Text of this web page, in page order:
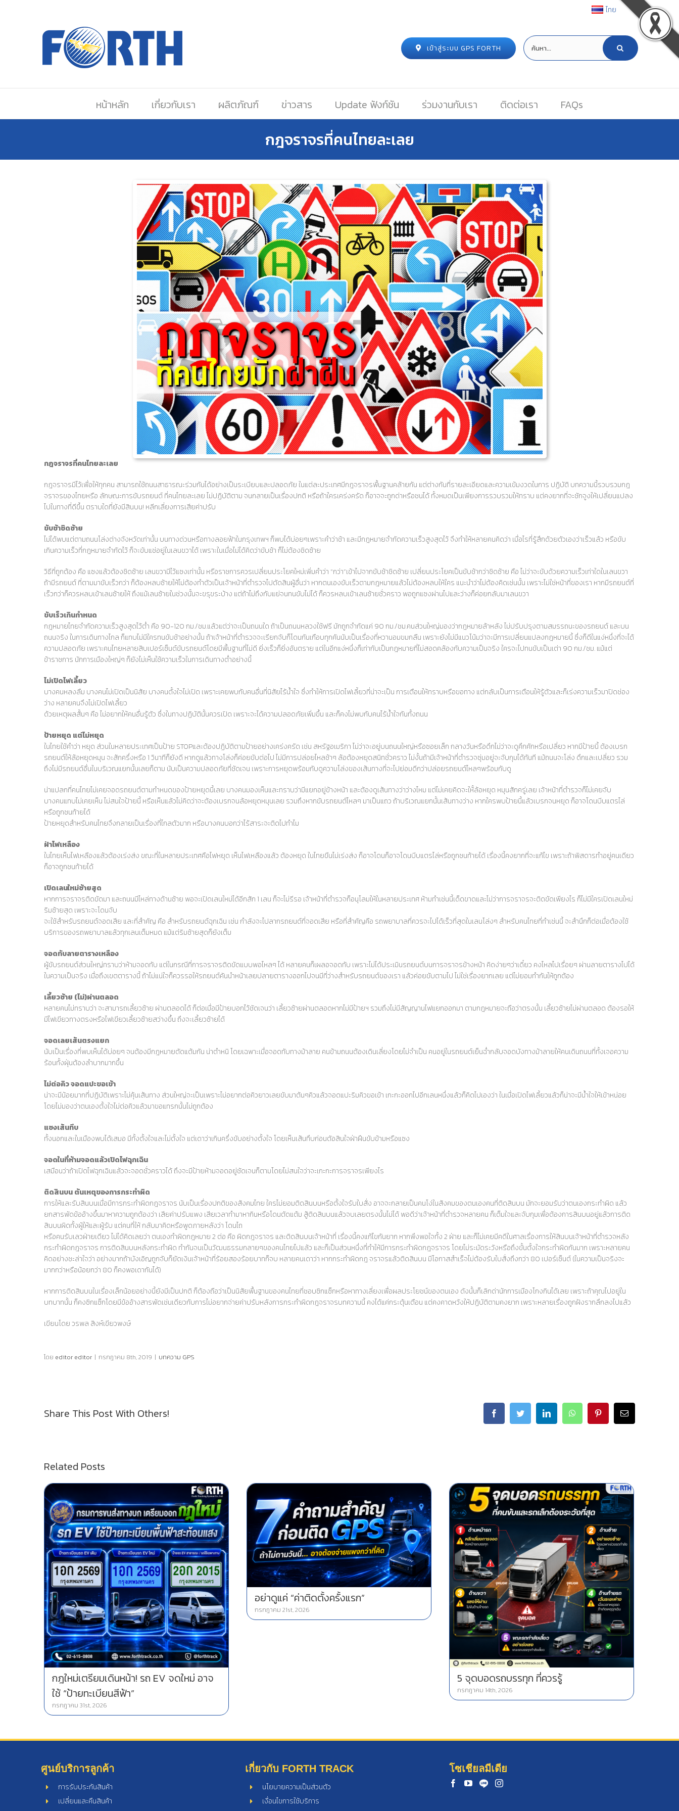
ไทย
เข้าสู่ระบบ GPS FORTH
หน้าหลัก เกี่ยวกับเรา ผลิตภัณฑ์ ข่าวสาร Update ฟังก์ชัน ร่วมงานกับเรา ติดต่อเรา FAQs
กฎจราจรที่คนไทยละเลย
กฎจราจรที่คนไทยละเลย
กฎจราจรมีไว้เพื่อให้ทุกคน สามารถใช้ถนนสาธารณะร่วมกันได้อย่างเป็นระเบียบและปลอดภัย ในแต่ละประเทศมีกฎจราจรพื้นฐานคล้ายกัน แต่ต่างกันที่รายละเอียดและความเข้มงวดในการ ปฏิบัติ บทความนี้รวบรวมกฎ
จราจรของไทยหรือ ลักษณะการขับรถยนต์ ที่คนไทยละเลย ไม่ปฏิบัติตาม จนกลายเป็นเรื่องปกติ หรือถ้าใครเคร่งครัด ก็อาจจะถูกด่าหรือชนได้ ทั้งหมดเป็นเพียงการรวบรวมให้ทราบ แต่คงยากที่จะชักจูงให้เปลี่ยนแปลง
ไปในทางที่ดีขึ้น ตราบใดที่ยังมีสินบน! หลีกเลี่ยงการเสียค่าปรับ
ขับช้าชิดซ้าย
ไม่ได้พบแต่ตามถนนโล่งต่างจังหวัดเท่านั้น บนทางด่วนหรือทางลอยฟ้าในกรุงเทพฯ ก็พบได้บ่อยๆเพราะคำว่าช้า และมีกฎหมายจำกัดความเร็วสูงสุดไว้ จึงทำให้หลายคนคิดว่า เมื่อไรที่รู้สึกด้วยตัวเองว่าเร็วแล้ว หรือขับ
เกินความเร็วที่กฎหมายจำกัดไว้ ก็จะขับแช่อยู่ในเลนขวาได้ เพราะในเมื่อไม่ได้คิดว่าขับช้า ก็ไม่ต้องชิดซ้าย
วิธีที่ถูกต้อง คือ แซงแล้วต้องชิดซ้าย เลนขวามีไว้แซงเท่านั้น หรือราชการควรเปลี่ยนประโยคใหม่เพิ่มคำว่า “กว่า”เข้าไปจากขับช้าชิดซ้าย เปลี่ยนประโยคเป็นขับช้ากว่าชิดซ้าย คือ ไม่ว่าจะขับด้วยความเร็วเท่าใดในเลนขวา
ถ้ามีรถยนต์ ที่ตามมาขับเร็วกว่า ก็ต้องหลบซ้ายให้ไม่ต้องทำตัวเป็นเจ้าหน้าที่ตำรวจไปตัดสินผู้อื่นว่า หากตนเองขับเร็วตามกฎหมายแล้วไม่ต้องหลบให้ใคร แนะนำว่าไม่ต้องคิดเช่นนั้น เพราะไม่ใช่หน้าที่ของเรา หากมีรถยนต์ที่
เร็วกว่าก็ควรหลบเข้าเลนซ้ายให้ ถึงแม้เลนซ้ายในช่วงนั้นจะขรุขระบ้าง แต่ถ้าไม่ถึงกับแย่จนทนขับไม่ได้ ก็ควรหลบเข้าเลนซ้ายชั่วคราว พอถูกแซงผ่านไปและว่างก็ค่อยกลับมาเลนขวา
ขับเร็วเกินกำหนด
กฎหมายไทยจำกัดความเร็วสูงสุดไว้ต่ำ คือ 90-120 กม./ชม.แล้วแต่ว่าจะเป็นถนนใด ถ้าเป็นถนนหลวงใช้ฟรี มักถูกจำกัดแค่ 90 กม./ชม.คนส่วนใหญ่มองว่ากฎหมายล้าหลัง ไม่ปรับปรุงตามสมรรถนะของรถยนต์ และบน
ถนนจริง ในการเดินทางไกล ก็แทบไม่มีใครทนขับช้าอย่างนั้น ถ้าเจ้าหน้าที่ตำรวจจะเรียกจับก็โดนกันเกือบทุกคันนับเป็นเรื่องที่หวานอมขมกลืน เพราะยังไม่มีแนวโน้มว่าจะมีการเปลี่ยนแปลงกฎหมายนี้ ซึ่งก็ดีในแง่หนึ่งที่จะได้
ความปลอดภัย เพราะคนไทยหลายสิบเปอร์เซ็นต์ขับรถยนต์โดยมีพื้นฐานที่ไม่ดี ยิ่งเร็วก็ยิ่งอันตราย แต่ในอีกแง่หนึ่งก็เท่ากับเป็นกฎหมายที่ไม่สอดคล้องกับความเป็นจริง ใครจะไปทนขับเป็นเต่า 90 กม./ชม. แม้แต่
ข้าราชการ นักการเมืองใหญ่ๆ ก็ยังไม่เห็นใช้ความเร็วในการเดินทางต่ำอย่างนี้
ไม่เปิดไฟเลี้ยว
บางคนหลงลืม บางคนไม่เปิดเป็นนิสัย บางคนตั้งใจไม่เปิด เพราะเคยพบกับคนอื่นที่นิสัยไร้น้ำใจ ซึ่งทำให้การเปิดไฟเลี้ยวที่น่าจะเป็น การเตือนให้ทราบหรือขอทาง แต่กลับเป็นการเตือนให้รู้ตัวและก็เร่งความเร็วมาปิดช่อง
ว่าง หลายคนจึงไม่เปิดไฟเลี้ยว
ด้วยเหตุผลสั้นๆ คือ ไม่อยากให้คนอื่นรู้ตัว ซึ่งในทางปฏิบัตินั้นควรเปิด เพราะจะได้ความปลอดภัยเพิ่มขึ้น และก็คงไม่พบกับคนไร้น้ำใจกันทั้งถนน
ป้ายหยุด แต่ไม่หยุด
ในไทยใช้คำว่า หยุด ส่วนในหลายประเทศเป็นป้าย STOPและต้องปฏิบัติตามป้ายอย่างเคร่งครัด เช่น สหรัฐอเมริกา ไม่ว่าจะอยู่บนถนนใหญ่หรือซอยเล็ก กลางวันหรือดึกไม่ว่าจะดูคึกคักหรือเปลี่ยว หากมีป้ายนี้ ต้องเบรก
รถยนต์ให้ล้อหยุดหมุน จะสักครึ่งหรือ 1 วินาทีก็ยังดี หากดูแล้วทางโล่งก็ค่อยขับต่อไป ไม่มีการปล่อยไหลช้าๆ ล้อต้องหยุดสนิทชั่วคราว ไม่งั้นถ้ามีเจ้าหน้าที่ตำรวจซุ่มอยู่จะจับกุมได้ทันที แม้ถนนจะโล่ง ดึกและเปลี่ยว รวม
ถึงไม่มีรถยนต์อื่นในบริเวณแยกนั้นเลยก็ตาม นับเป็นความปลอดภัยที่ชัดเจน เพราะการหยุดพร้อมกับดูความโล่งของเส้นทางที่จะไปย่อมดีกว่าปล่อยรถยนต์ไหลๆพร้อมกับดู
น่าแปลกที่คนไทยไม่เคยจอดรถยนต์ตามกำหนดของป้ายหยุดนี้เลย บางคนมองเห็นและทราบว่ามีแยกอยู่ข้างหน้า และต้องดูเส้นทางว่าว่างไหม แต่ไม่เคยคิดจะให้้ล้อหยุด หมุนสักครู่เลย เจ้าหน้าที่ตำรวจก็ไม่เคยจับ
บางคนแทบไม่เคยเห็น ไม่สนใจป้ายนี้ หรือเห็นแล้วไม่คิดว่าจะต้องเบรกจนล้อหยุดหมุนเลย รวมถึงหากขับรถยนต์ไหลๆ มาเป็นแถว ถ้าบริเวณแยกนั้นเส้นทางว่าง หากใครพบป้ายนี้แล้วเบรกจนหยุด ก็อาจโดนบีบแตรไล่
หรือถูกชนท้ายได้
ป้ายหยุดสำหรับคนไทยจึงกลายเป็นเรื่องที่ไกลตัวมาก หรือบางคนบอกว่าไร้สาระจะติดไปทำไม
ฝ่าไฟเหลือง
ในไทยเห็นไฟเหลืองแล้วต้องเร่งส่ง ขณะที่ในหลายประเทศคือไฟหยุด เห็นไฟเหลืองแล้ว ต้องหยุด ในไทยขืนไม่เร่งส่ง ก็อาจโดนก็อาจโดนบีบแตรไล่หรือถูกชนท้ายได้ เรื่องนี้คงยากที่จะแก้ไข เพราะถ้าพิสดารทำอยู่คนเดียว
ก็อาจถูกชนท้ายได้
เปิดเลนใหม่ซ้ายสุด
หากการจราจรติดขัดมา และถนนมีไหล่ทางด้านซ้าย พอจะเปิดเลนใหม่ได้อีกสัก 1 เลน ก็จะไม่รีรอ เจ้าหน้าที่ตำรวจก็อนุโลมให้ในหลายประเทศ ห้ามทำเช่นนี้เด็ดขาดและไม่ว่าการจราจรจะติดขัดเพียงไร ก็ไม่มีใครเปิดเลนใหม่
ริมซ้ายสุด เพราะจะโดนจับ
จะใช้สำหรับรถยนต์จอดเสีย และที่สำคัญ คือ สำหรับรถยนต์ฉุกเฉิน เช่น กำลังจะไปลากรถยนต์ที่จอดเสีย หรือที่สำคัญคือ รถพยาบาลที่ควรจะไปได้เร็วที่สุดในเลนโล่งๆ สำหรับคนไทยที่ทำเช่นนี้ จะสำนึกก็ต่อเมื่อต้องใช้
บริการของรถพยาบาลแล้วทุกเลนเต็มหมด แม้แต่ริมซ้ายสุดก็ยังเต็ม
จอดทับลายตารางเหลือง
ผู้ขับรถยนต์ส่วนใหญ่ทราบว่าห้ามจอดทับ แต่ในกรณีที่การจราจรติดขัดแบบพอไหลๆ ได้ หลายคนก็เผลอจอดทับ เพราะไม่ได้ประเมินรถยนต์บนการจราจรข้างหน้า คิดง่ายๆว่าเดี๋ยว คงไหลไปเรื่อยๆ ผ่านลายตารางไปได้
ในความเป็นจริง เมื่อถึงเขตตารางนี้ ถ้าไม่แน่ใจก็ควรรอให้รถยนต์คันนำหน้าเลยปลายตารางออกไปจนมีที่ว่างสำหรับรถยนต์ของเรา แล้วค่อยขับตามไป ไม่ใช่เรื่องยากเลย แต่ไม่ยอมทำกันให้ถูกต้อง
เลี้ยวซ้าย (ไม่)ผ่านตลอด
หลายคนไม่ทราบว่า จะสามารถเลี้ยวซ้าย ผ่านตลอดได้ ก็ต่อเมื่อมีป้ายบอกไว้ชัดเจนว่า เลี้ยวซ้ายผ่านตลอดหากไม่มีป้ายฯ รวมถึงไม่มีสัญญานไฟแยกออกมา ตามกฎหมายจะถือว่าตรงนั้น เลี้ยวซ้ายไม่ผ่านตลอด ต้องรอให้
มีไฟเขียวทางตรงหรือไฟเขียวเลี้ยวซ้ายสว่างขึ้น ถึงจะเลี้ยวซ้ายได้
จอดเลยเส้นตรงแยก
นับเป็นเรื่องที่พบเห็นได้บ่อยๆ จนต้องมีกฎหมายตัดแต้มกัน น่าตำหนิ โดยเฉพาะเมื่อจอดทับทางม้าลาย คนข้ามถนนต้องเดินเลี่ยงโดยไม่จำเป็น คนอยู่ในรถยนต์เย็นฉ่ำกลับจอดบังทางม้าลายให้คนเดินถนนที่ทั้งเจอความ
ร้อนทั้งฝุ่นต้องลำบากมากขึ้น
ไม่ต่อคิว จอดแปะขอเข้า
น่าจะมีน้อยมากที่ปฏิบัติเพราะไม่คุ้นเส้นทาง ส่วนใหญ่จะเป็นเพราะไม่อยากต่อคิวยาวเลยขับมาต้นๆคิวแล้วจอดแปะริมคิวขอเข้า เกะกะออกไปอีกเลนหนึ่งแล้วก็คิดไปเองว่า ในเมื่อเปิดไฟเลี้ยวแล้วก็น่าจะมีน้ำใจให้เข้าหน่อย
โดยไม่มองว่าตนเองตั้งใจไม่ต่อคิวแล้วมาขอแทรกนั้นไม่ถูกต้อง
แซงเส้นทึบ
ทั้งนอกและในเมืองพบได้เสมอ มีทั้งตั้งใจและไม่ตั้งใจ แต่เดาว่าเกินครึ่งขับอย่างตั้งใจ โดยเห็นเส้นทึบก่อนตัอสินใจฝ่าฝืนขับข้ามหรือแซง
จอดในที่ห้ามจอดแล้วเปิดไฟฉุกเฉิน
เสมือนว่าถ้าเปิดไฟฉุกเฉินแล้วจะจอดชั่วคราวได้ ถึงจะมีป้ายห้ามจอดอยู่ชัดเจนก็ตามโดยไม่สนใจว่าจะเกะกะการจราจรเพียงไร
ติดสินบน ต้นเหตุของการกระทำผิด
การให้และรับสินบนเมื่อมีการกระทำผิดกฎจราจร นับเป็นเรื่องปกติของสังคมไทย ใครไม่ยอมติดสินบนหรือตั้งใจรับใบสั่ง อาจจะกลายเป็นคนโง่ในสังคมของตนเองคนที่ติดสินบน มักจะยอมรับว่าตนเองกระทำผิด แล้ว
ยกสารพัดข้ออ้างขึ้นมาหาความถูกต้องว่า เสียค่าปรับแพง เสียเวลาทำมาหากินหรือโดนตัดแต้ม สู้ติดสินบนแล้วจบเลยตรงนั้นไม่ได้ พอดีว่าเจ้าหน้าที่ตำรวจหลายคน ก็เต็มใจและจับกุมเพื่อต้องการสินบนอยู่แล้วการติด
สินบนผิดทั้งผู้ให้และผู้รับ แต่คนที่ให้ กลับมาคิดหรือพูดภายหลังว่า โดนไถ
หรือคนรับเลวฝ่ายเดียว ไม่ได้คิดเลยว่า ตนเองทำผิดกฎหมาย 2 ต่อ คือ ผิดกฎจราจร และติดสินบนเจ้าหน้าที่ เรื่องนี้คงแก้ไขกันยาก หากพึงพอใจทั้ง 2 ฝ่าย และก็ไม่เคยมีคดีในศาลเรื่องการให้สินบนเจ้าหน้าที่ตำรวจหลัง
กระทำผิดกฎจราจร การติดสินบนหลังกระทำผิด ทำกันจนเป็นวัฒนธรรมกลายๆของคนไทยไปแล้ว และก็เป็นส่วนหนึ่งที่ทำให้มีการกระทำผิดกฎจราจร โดยไม่ระมัดระวังหรือถึงขั้นตั้งใจกระทำผิดกันมาก เพราะหลายคน
คิดอย่างชะล่าใจว่า อย่างมากถ้าบังเอิญถูกจับก็ยัดเงินเจ้าหน้าที่ร้อยสองร้อยบาทก็จบ หลายคนเดาว่า หากกระทำผิดกฎ จราจรแล้วติดสินบน มีโอกาสสำเร็จไม่ต้องรับใบสั่งถึงกว่า 80 เปอร์เซ็นต์ (ในความเป็นจริงจะ
มากกว่าหรือน้อยกว่า 80 ก็คงพอเดากันได้)
หากการติดสินบนในเรื่องเล็กน้อยอย่างนี้ยังมีเป็นปกติ ก็ต้องถือว่าเป็นนิสัยพื้นฐานของคนไทยที่ชอบซิกแซ็กหรือหาทางเลี่ยงเพื่อผลประโยชน์ของตนเอง ดังนั้นก็เลิกด่านักการเมืองโกงกินได้เลย เพราะถ้าคุณไปอยู่ใน
บทบาทนั้น ก็คงซิกแซ็กโดยมีข้ออ้างสารพัดเช่นเดียวกับการไม่อยากจ่ายค่าปรับหลังการกระทำผิดกฎจราจรบทความนี้ คงได้แค่กระตุ้นเตือน แต่คงคาดหวังให้ปฏิบัติตามคงยาก เพราะหลายเรื่องถูกฝังรากลึกลงไปแล้ว
เขียนโดย วรพล สิงห์เขียวพงษ์
โดย editor editor | กรกฎาคม 8th, 2019 | บทความ GPS
Share This Post With Others!
Related Posts
กฎใหม่เตรียมเดินหน้า! รถ EV จดใหม่ อาจ
ใช้ “ป้ายทะเบียนสีฟ้า”
กรกฎาคม 31st, 2026
อย่าดูแค่ “ค่าติดตั้งครั้งแรก”
กรกฎาคม 21st, 2026
5 จุดบอดรถบรรทุก ที่ควรรู้
กรกฎาคม 14th, 2026
ศูนย์บริการลูกค้า
การรับประกันสินค้า
เปลี่ยนและคืนสินค้า
เกี่ยวกับ FORTH TRACK
นโยบายความเป็นส่วนตัว
เงื่อนไขการใช้บริการ
โซเชียลมีเดีย